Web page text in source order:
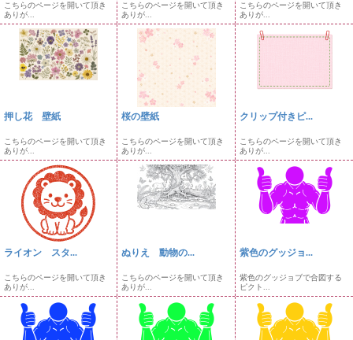
こちらのページを開いて頂き
ありが...
こちらのページを開いて頂き
ありが...
こちらのページを開いて頂き
ありが...
押し花 壁紙
こちらのページを開いて頂き
ありが...
桜の壁紙
こちらのページを開いて頂き
ありが...
クリップ付きピ...
こちらのページを開いて頂き
ありが...
ライオン スタ...
こちらのページを開いて頂き
ありが...
ぬりえ 動物の...
こちらのページを開いて頂き
ありが...
紫色のグッジョ...
紫色のグッジョブで合図する
ピクト...